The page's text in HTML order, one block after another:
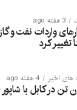
3 هفته ago
واردات نفت و
تغییر کرد
های اخیر 4 هفته ago
تن در کابل با